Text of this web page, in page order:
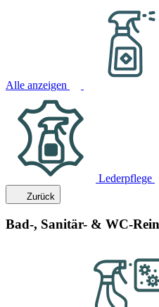
Alle anzeigen
Lederpflege
Zurück
Bad-, Sanitär- & WC-